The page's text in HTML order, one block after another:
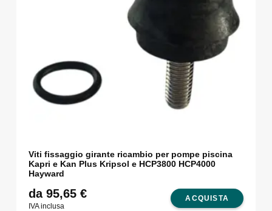
Viti fissaggio girante ricambio per pompe piscina
Kapri e Kan Plus Kripsol e HCP3800 HCP4000
Hayward
ACQUISTA
da 95,65 €
IVA inclusa